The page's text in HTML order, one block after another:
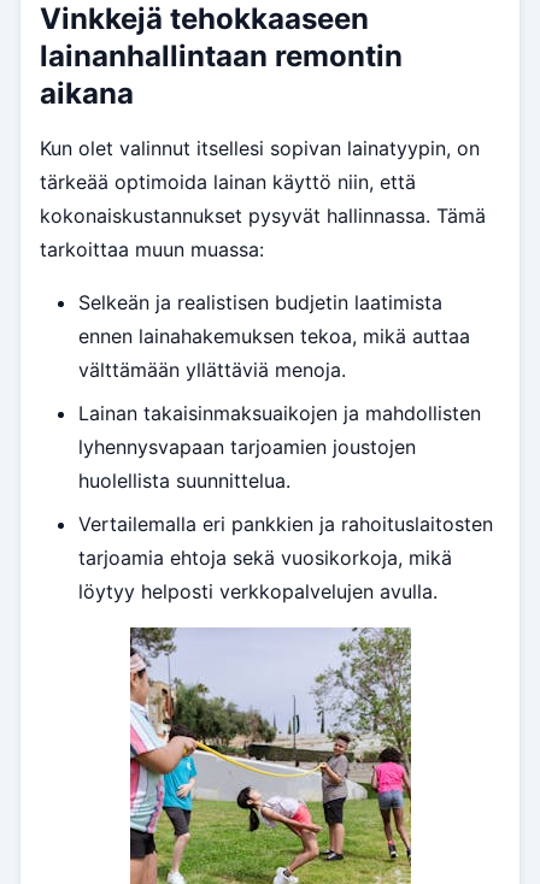
Vinkkejä tehokkaaseen
lainanhallintaan remontin
aikana
Kun olet valinnut itsellesi sopivan lainatyypin, on
tärkeää optimoida lainan käyttö niin, että
kokonaiskustannukset pysyvät hallinnassa. Tämä
tarkoittaa muun muassa:
Selkeän ja realistisen budjetin laatimista
ennen lainahakemuksen tekoa, mikä auttaa
välttämään yllättäviä menoja.
Lainan takaisinmaksuaikojen ja mahdollisten
lyhennysvapaan tarjoamien joustojen
huolellista suunnittelua.
Vertailemalla eri pankkien ja rahoituslaitosten
tarjoamia ehtoja sekä vuosikorkoja, mikä
löytyy helposti verkkopalvelujen avulla.